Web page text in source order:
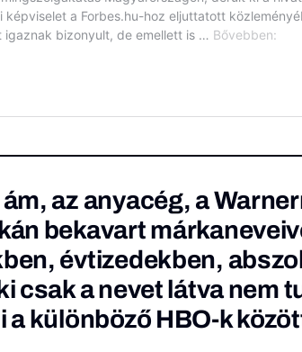
ám, az anyacég, a
bekavart
évtizedekben,
csak a nevet látva nem
a különböző HBO-k